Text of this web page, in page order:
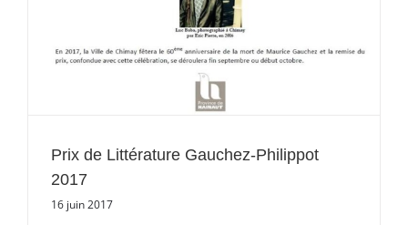
Prix de Littérature Gauchez-Philippot
2017
16 juin 2017